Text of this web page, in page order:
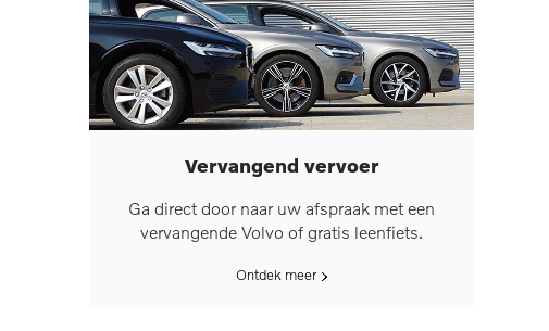
Vervangend vervoer
Ga direct door naar uw afspraak met een
vervangende Volvo of gratis leenfiets.
Ontdek meer